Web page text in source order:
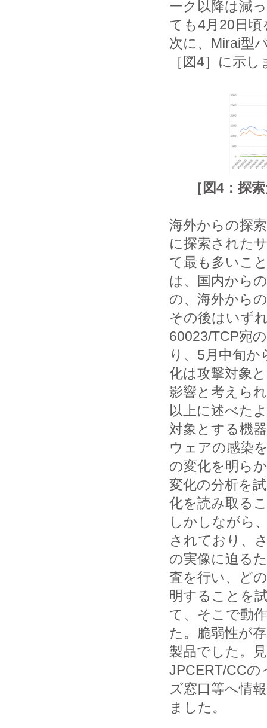
ーク以降は減
ても4月20日
次に、Mirai型
［図4］に示し
［図4：探
海外からの探
に探索された
て最も多いこ
は、国内から
の、海外から
その後はいず
60023/TCP宛
り、5月中旬
化は攻撃対象
影響と考えら
以上に述べた
対象とする機
ウェアの感染
の変化を明ら
変化の分析を
化を読み取る
しかしながら
されており、
の実像に迫る
査を行い、ど
明することを
て、そこで動
た。脆弱性が
製品でした。
JPCERT/CCの
ズ窓口等へ情
ました。